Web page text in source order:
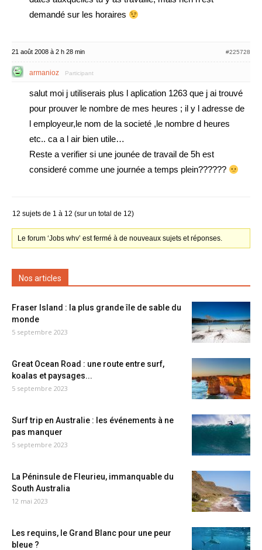
demandé sur les horaires
21 août 2008 à 2 h 28 min #225728
armanioz Participant
salut moi j utiliserais plus l aplication 1263 que j ai trouvé
pour prouver le nombre de mes heures ; il y l adresse de
l employeur,le nom de la societé ,le nombre d heures
etc.. ca a l air bien utile…
Reste a verifier si une jounée de travail de 5h est
consideré comme une journée a temps plein??????
12 sujets de 1 à 12 (sur un total de 12)
Le forum ‘Jobs whv’ est fermé à de nouveaux sujets et réponses.
Nos articles
Fraser Island : la plus grande île de sable du
monde
5 septembre 2023
Great Ocean Road : une route entre surf,
koalas et paysages...
5 septembre 2023
Surf trip en Australie : les événements à ne
pas manquer
5 septembre 2023
La Péninsule de Fleurieu, immanquable du
South Australia
12 mai 2023
Les requins, le Grand Blanc pour une peur
bleue ?